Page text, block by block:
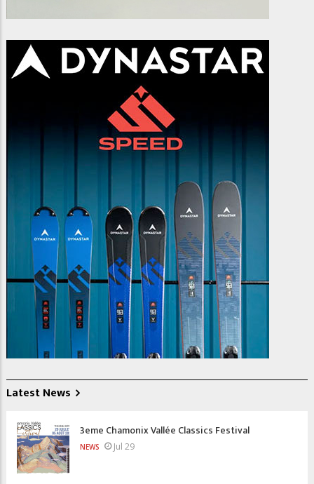
Latest News
3eme Chamonix Vallée Classics Festival
NEWS Jul 29